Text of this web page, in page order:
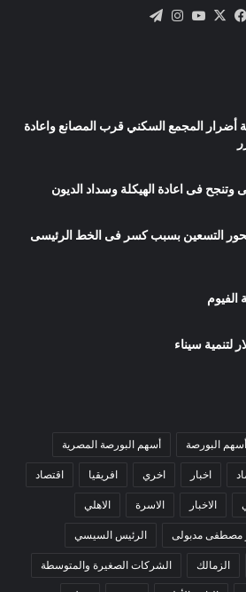
فيسبوك
X يوتيوبانستقرام
المجمع السكني قرب المصانع واعادة
فى اعادة الهيكلة وسداد الديون
التسعين بسبب كسر فى الخط الرئيسى
الفيوم
أسهم البورصة أسهم البورصة المصرية
اخبار اخري افريقيا اقتصاد
الاخبار الاسرة الاهلي
مصطفى مدبولى الرئيس السيسي
الزمالك الشركات الصغيرة والمتوسطة